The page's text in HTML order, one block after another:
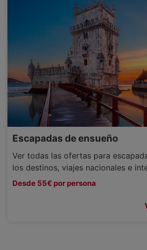
Escapadas de ensueño
Ver todas las ofertas para
los destinos, viajes nacionales e
Desde 55€ por persona